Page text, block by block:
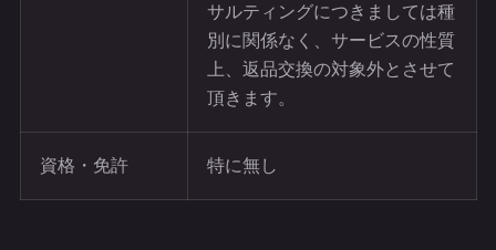
サルティングにつきましては種
別に関係なく、サービスの性質
上、返品交換の対象外とさせて
頂きます。
資格・免許 特に無し